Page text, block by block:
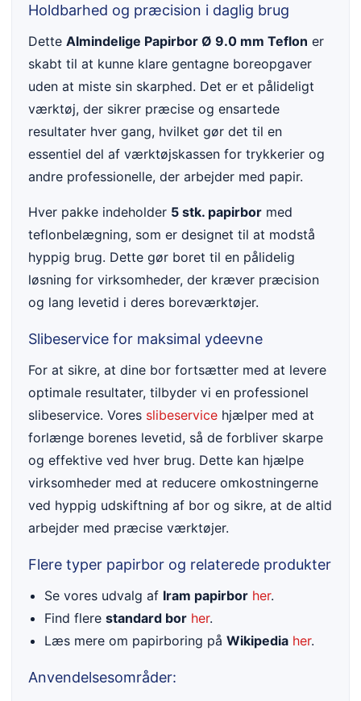
Holdbarhed og præcision i daglig brug
Dette Almindelige Papirbor Ø 9.0 mm Teflon er
skabt til at kunne klare gentagne boreopgaver
uden at miste sin skarphed. Det er et pålideligt
værktøj, der sikrer præcise og ensartede
resultater hver gang, hvilket gør det til en
essentiel del af værktøjskassen for trykkerier og
andre professionelle, der arbejder med papir.
Hver pakke indeholder 5 stk. papirbor med
teflonbelægning, som er designet til at modstå
hyppig brug. Dette gør boret til en pålidelig
løsning for virksomheder, der kræver præcision
og lang levetid i deres boreværktøjer.
Slibeservice for maksimal ydeevne
For at sikre, at dine bor fortsætter med at levere
optimale resultater, tilbyder vi en professionel
slibeservice. Vores slibeservice hjælper med at
forlænge borenes levetid, så de forbliver skarpe
og effektive ved hver brug. Dette kan hjælpe
virksomheder med at reducere omkostningerne
ved hyppig udskiftning af bor og sikre, at de altid
arbejder med præcise værktøjer.
Flere typer papirbor og relaterede produkter
Se vores udvalg af Iram papirbor her.
Find flere standard bor her.
Læs mere om papirboring på Wikipedia her.
Anvendelsesområder: